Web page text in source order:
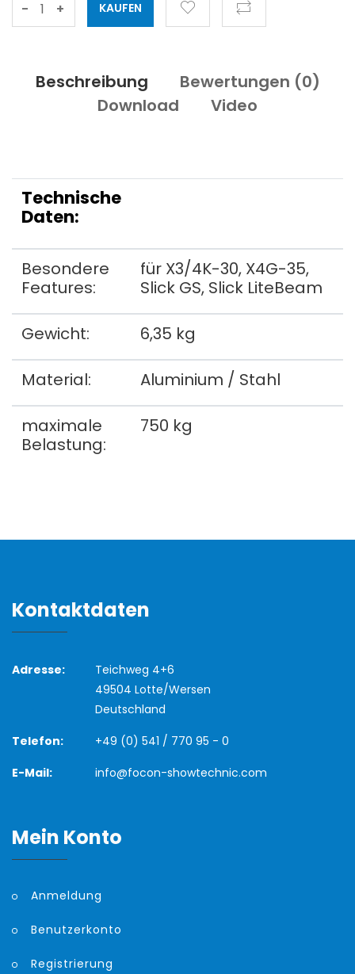
- +
Beschreibung Bewertungen (0)
Download
Video
Technische
Daten:
Besondere
Features:
für X3/4K-30, X4G-35,
Slick GS, Slick LiteBeam
Gewicht: 6,35 kg
Material: Aluminium / Stahl
maximale
Belastung:
750 kg
Kontaktdaten
Adresse:
Teichweg 4+6
49504 Lotte/Wersen
Deutschland
Telefon:
+49 (0) 541 / 770 95 - 0
E-Mail:
info@focon-showtechnic.com
Mein Konto
Anmeldung
Benutzerkonto
Registrierung